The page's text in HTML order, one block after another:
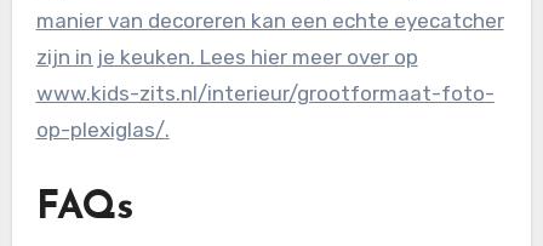
manier van decoreren kan een echte eyecatcher
zijn in je keuken. Lees hier meer over op
www.kids-zits.nl/interieur/grootformaat-foto-
op-plexiglas/.
FAQs